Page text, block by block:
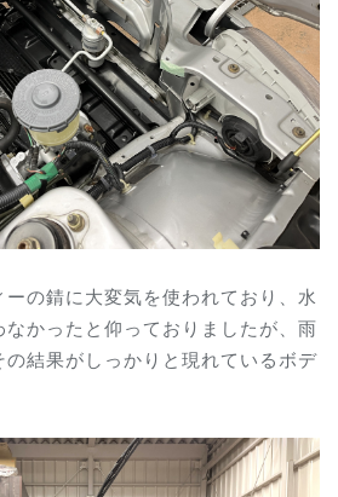
の錆に大変気を使われており、水
かったと仰っておりましたが、雨
結果がしっかりと現れているボデ